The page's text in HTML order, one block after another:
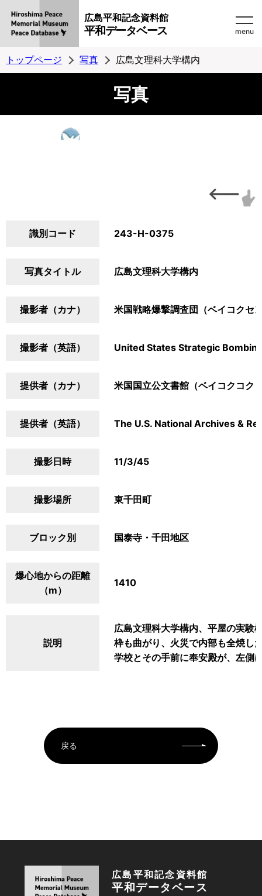
広島平和記念資料館
平和データベース menu
トップページ 写真 広島文理科大学構内
写真
識別コード 243-H-0375
写真タイトル 広島文理科大学構内
撮影者（カナ） 米国戦略爆撃調査団（ベイコクセ
撮影者（英語） United States Strategic
提供者（カナ） 米国国立公文書館（ベイコクコク
提供者（英語） The U.S. National Archives &
撮影日時 11/3/45
撮影場所 東千田町
ブロック別 国泰寺・千田地区
爆心地からの距離
（m）
1410
説明
広島文理科大学構内、平屋の実験
枠も曲がり、火災で内部も全焼し
学校とその手前に奉安殿が、左側
戻る
広島平和記念資料館
平和データベース